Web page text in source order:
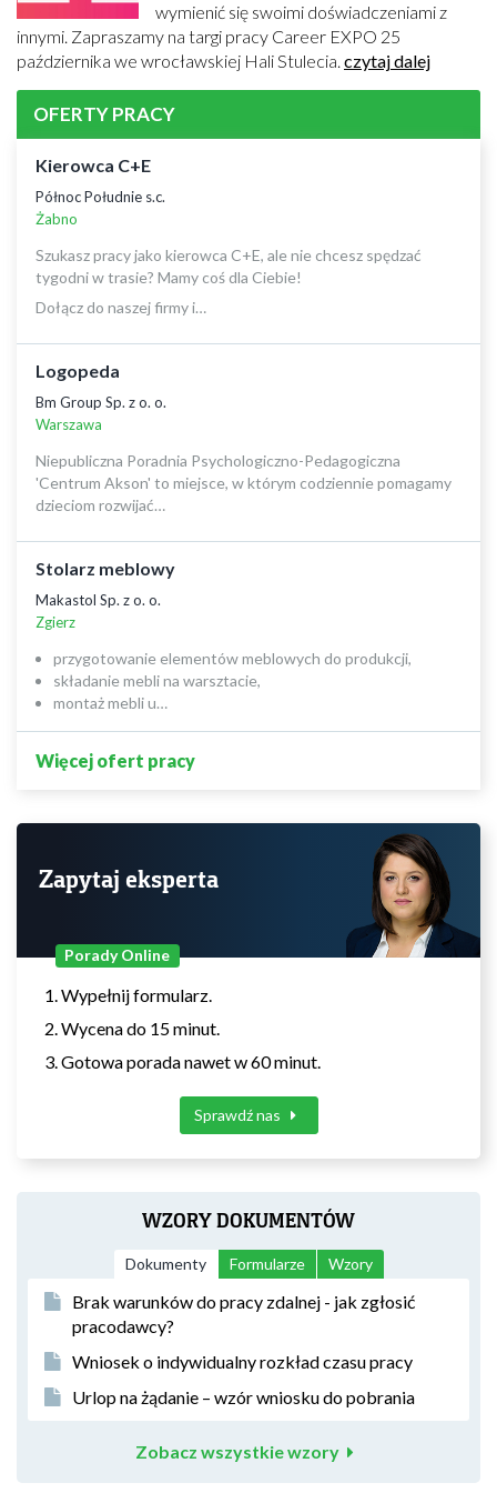
wymienić się swoimi doświadczeniami z
innymi. Zapraszamy na targi pracy Career EXPO 25
października we wrocławskiej Hali Stulecia. czytaj dalej
OFERTY PRACY
Kierowca C+E
Północ Południe s.c.
Żabno
Szukasz pracy jako kierowca C+E, ale nie chcesz spędzać
tygodni w trasie? Mamy coś dla Ciebie!
Dołącz do naszej firmy i…
Logopeda
Bm Group Sp. z o. o.
Warszawa
Niepubliczna Poradnia Psychologiczno-Pedagogiczna
'Centrum Akson' to miejsce, w którym codziennie pomagamy
dzieciom rozwijać…
Stolarz meblowy
Makastol Sp. z o. o.
Zgierz
przygotowanie elementów meblowych do produkcji,
składanie mebli na warsztacie,
montaż mebli u…
Więcej ofert pracy
Zapytaj eksperta
Porady Online
Wypełnij formularz.
Wycena do 15 minut.
Gotowa porada nawet w 60 minut.
Sprawdź nas
WZORY DOKUMENTÓW
Dokumenty Formularze Wzory
Brak warunków do pracy zdalnej - jak zgłosić
pracodawcy?
Wniosek o indywidualny rozkład czasu pracy
Urlop na żądanie – wzór wniosku do pobrania
Zobacz wszystkie wzory